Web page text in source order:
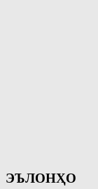
ЭЪЛОНҲО